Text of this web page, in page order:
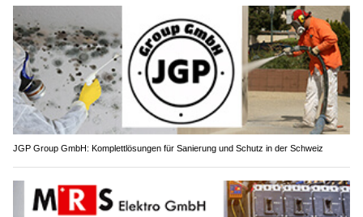
JGP Group GmbH: Komplettlösungen für Sanierung und Schutz in der Schweiz